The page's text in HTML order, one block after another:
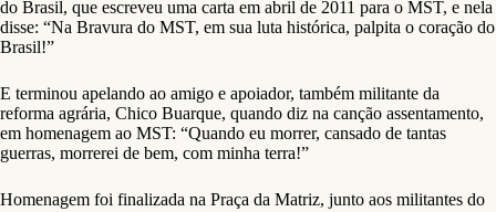
do Brasil, que escreveu uma carta em abril de 2011 para o MST, e nela
disse: “Na Bravura do MST, em sua luta histórica, palpita o coração do
Brasil!”
E terminou apelando ao amigo e apoiador, também militante da
reforma agrária, Chico Buarque, quando diz na canção assentamento,
em homenagem ao MST: “Quando eu morrer, cansado de tantas
guerras, morrerei de bem, com minha terra!”
Homenagem foi finalizada na Praça da Matriz, junto aos militantes do